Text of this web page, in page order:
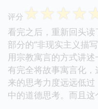
评分 ☆☆☆☆
看完之后，重新回头
部分的“非现实主义描
用宗教寓言的方式讲
有完全将故事寓言化
来的思考力度远远低过
中的道德思考。而且这